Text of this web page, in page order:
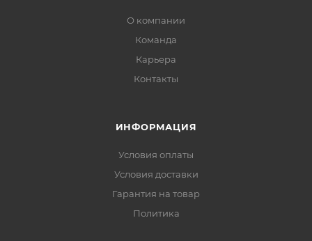
О компании
Команда
Карьера
Контакты
ИНФОРМАЦИЯ
Условия оплаты
Условия доставки
Гарантия на товар
Политика